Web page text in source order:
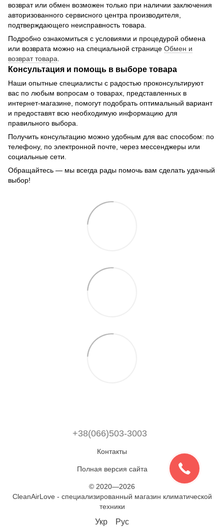
возврат или обмен возможен только при наличии заключения
авторизованного сервисного центра производителя,
подтверждающего неисправность товара.
Подробно ознакомиться с условиями и процедурой обмена
или возврата можно на специальной странице Обмен и
возврат товара
Консультация и помощь в выборе товара
Наши опытные специалисты с радостью проконсультируют
вас по любым вопросам о товарах, представленных в
интернет-магазине, помогут подобрать оптимальный вариант
и предоставят всю необходимую информацию для
правильного выбора.
Получить консультацию можно удобным для вас способом: по
телефону, по электронной почте, через мессенджеры или
социальные сети.
Обращайтесь — мы всегда рады помочь вам сделать удачный
выбор!
+38(066)503-3003
Контакты
Полная версия сайта
© 2020—2026
CleanAirLove - специализированный магазин климатической
техники
Укр Рус